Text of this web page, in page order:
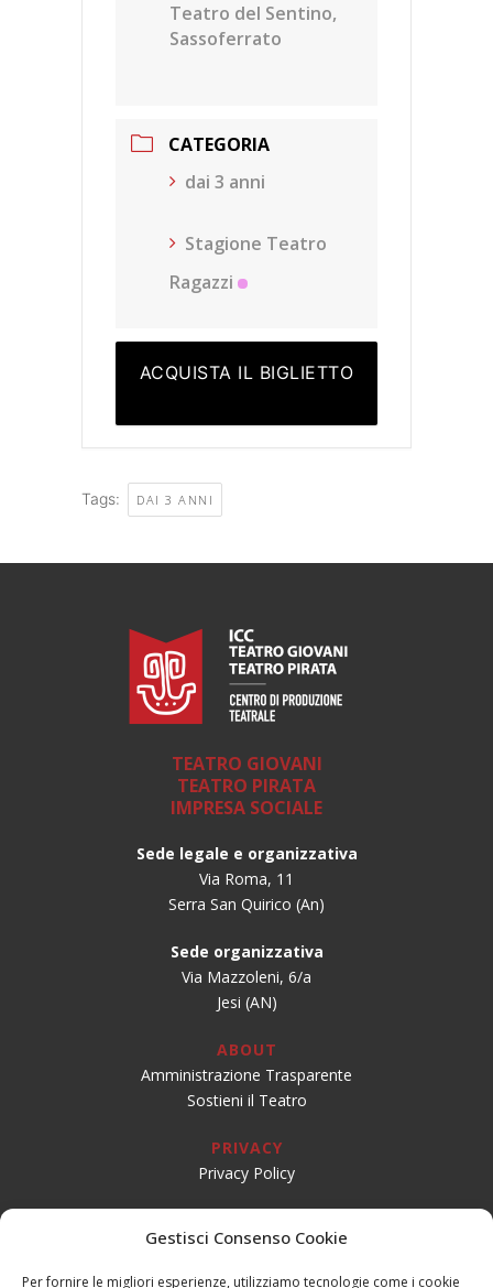
Gestisci Consenso Cookie
Per fornire le migliori esperienze, utilizziamo tecnologie come i cookie
Teatro del Sentino,
Sassoferrato
CATEGORIA
dai 3 anni
Stagione Teatro
Ragazzi
ACQUISTA IL BIGLIETTO
Tags: DAI 3 ANNI
TEATRO GIOVANI
TEATRO PIRATA
IMPRESA SOCIALE
Sede legale e organizzativa
Via Roma, 11
Serra San Quirico (An)
Sede organizzativa
Via Mazzoleni, 6/a
Jesi (AN)
ABOUT
Amministrazione Trasparente
Sostieni il Teatro
PRIVACY
Privacy Policy